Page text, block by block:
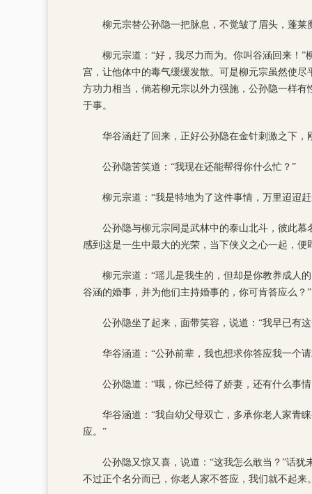
柳元宗替公孙隐一把脉息，不觉皱了眉头，蓬
柳元宗道：“好，我尽力而为。你叫谷涵回来！
宫，让他体中的毒气缓缓发散。可是柳元宗虽然使
方功力相当，倘若柳元宗以外力强施，公孙隐一样
于事。
华谷涵赶了回来，正好公孙隐在金针刺激之下
公孙隐苦笑道：“我现在还能帮得你什么忙？”
柳元宗道：“我是特地为了这件事情，万里迢迢
公孙隐与柳元宗同是武林中的泰山北斗，彼此
感到这是一生中最大的光荣，当下侠义之心一起，
柳元宗道：“瑶儿是我生的，但却是你教养成人
谷涵的婚事，并为他们主持婚事的，你可肯答应么？”
公孙隐坐了起来，面带笑容，说道：“我早已有
华谷涵道：“公孙前辈，我也想求你答应我一个
公孙隐道：“哦，你已经得了娇妻，还有什么事
华谷涵道：“我自幼父母双亡，多承你老人家青
应。”
公孙隐又惊又喜，说道：“这我怎么敢当？”话
不过正个名分而已，你老人家不答应，我们就不起来